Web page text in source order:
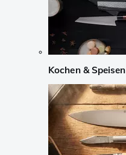
Kochen & Speisen